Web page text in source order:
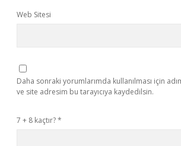
Web Sitesi
Daha sonraki yorumlarımda kullanılması için
ve site adresim bu tarayıcıya kaydedilsin.
7 + 8 kaçtır?*